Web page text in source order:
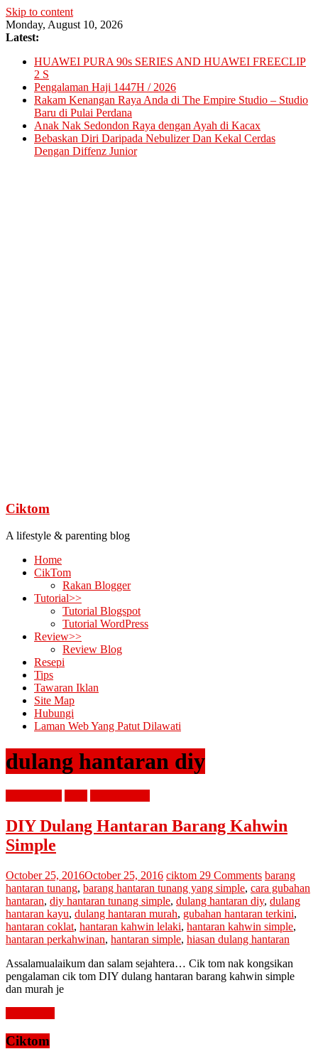
Skip to content
Monday, August 10, 2026
Latest:
HUAWEI PURA 90s SERIES AND HUAWEI FREECLIP
2 S
Pengalaman Haji 1447H / 2026
Rakam Kenangan Raya Anda di The Empire Studio – Studio
Baru di Pulai Perdana
Anak Nak Sedondon Raya dengan Ayah di Kacax
Bebaskan Diri Daripada Nebulizer Dan Kekal Cerdas
Dengan Diffenz Junior
Ciktom
A lifestyle & parenting blog
Home
CikTom
Rakan Blogger
Tutorial>>
Tutorial Blogspot
Tutorial WordPress
Review>>
Review Blog
Resepi
Tips
Tawaran Iklan
Site Map
Hubungi
Laman Web Yang Patut Dilawati
dulang hantaran diy
DIY Dulang Hantaran Barang Kahwin
Simple
October 25, 2016October 25, 2016 ciktom 29 Comments barang
hantaran tunang, barang hantaran tunang yang simple, cara gubahan
hantaran, diy hantaran tunang simple, dulang hantaran diy, dulang
hantaran kayu, dulang hantaran murah, gubahan hantaran terkini,
hantaran coklat, hantaran kahwin lelaki, hantaran kahwin simple,
hantaran perkahwinan, hantaran simple, hiasan dulang hantaran
Assalamualaikum dan salam sejahtera… Cik tom nak kongsikan
pengalaman cik tom DIY dulang hantaran barang kahwin simple
dan murah je
Ciktom